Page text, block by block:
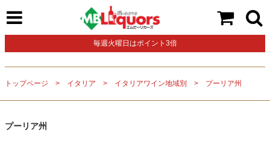
毎週火曜日はポイント3倍
トップページ イタリア イタリアワイン地域別 プーリア州
プーリア州